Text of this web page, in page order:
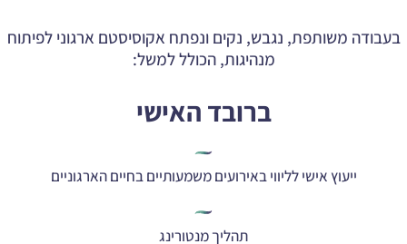
בעבודה משותפת, נגבש, נקים ונפתח אקוסיסטם ארגוני לפיתוח
מנהיגות, הכולל למשל:
ברובד האישי
ייעוץ אישי לליווי באירועים משמעותיים בחיים הארגוניים
תהליך מנטורינג